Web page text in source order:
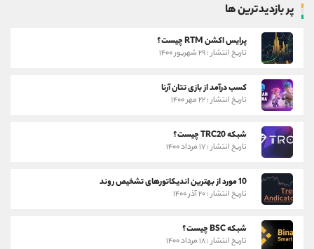
پر بازدیدترین ها
پرایس اکشن RTM چیست؟
تاریخ انتشار : ۲۹ شهریور ۱۴۰۰
کسب درآمد از بازی تتان آرنا
تاریخ انتشار : ۲۲ مهر ۱۴۰۰
شبکه TRC20 چیست؟
تاریخ انتشار : ۱۷ مرداد ۱۴۰۰
10 مورد از بهترین اندیکاتورهای تشخیص روند
تاریخ انتشار : ۲۰ آذر ۱۴۰۰
شبکه BSC چیست؟
تاریخ انتشار : ۱۸ مرداد ۱۴۰۰